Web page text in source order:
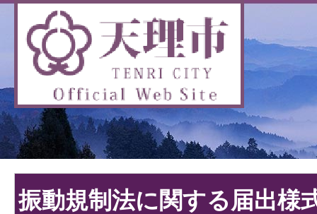
振動規制法に関する届出様